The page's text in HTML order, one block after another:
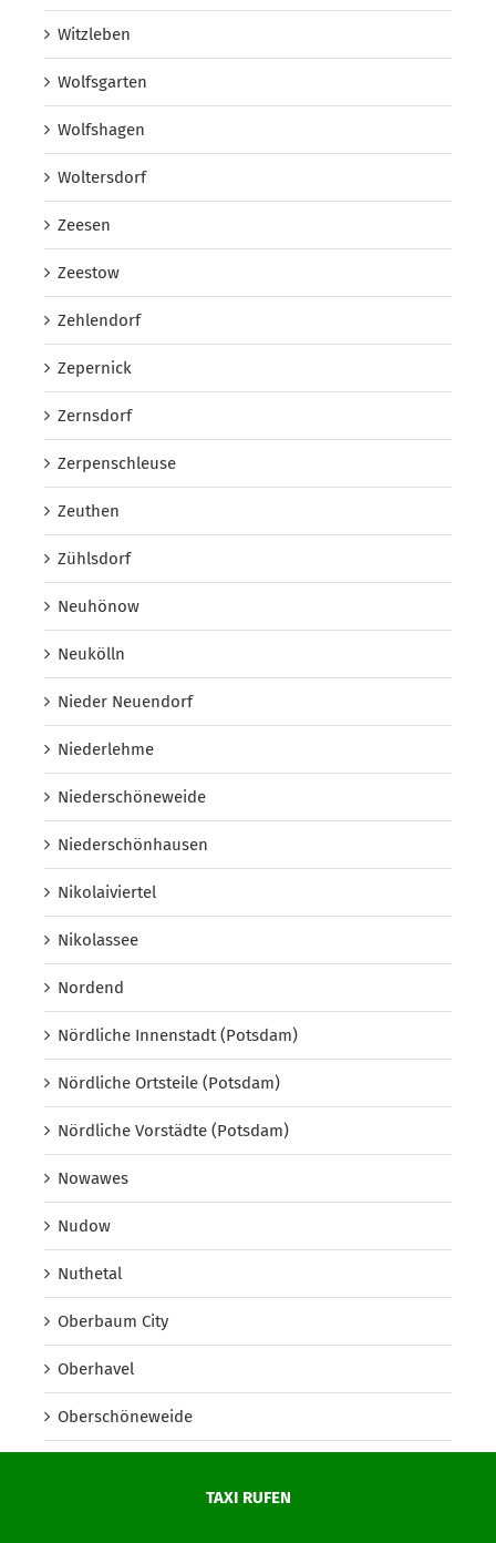
TAXI RUFEN
Witzleben
Wolfsgarten
Wolfshagen
Woltersdorf
Zeesen
Zeestow
Zehlendorf
Zepernick
Zernsdorf
Zerpenschleuse
Zeuthen
Zühlsdorf
Neuhönow
Neukölln
Nieder Neuendorf
Niederlehme
Niederschöneweide
Niederschönhausen
Nikolaiviertel
Nikolassee
Nordend
Nördliche Innenstadt (Potsdam)
Nördliche Ortsteile (Potsdam)
Nördliche Vorstädte (Potsdam)
Nowawes
Nudow
Nuthetal
Oberbaum City
Oberhavel
Oberschöneweide